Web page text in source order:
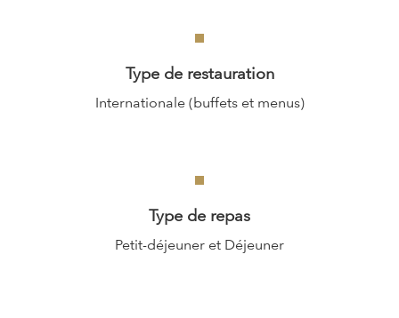
Type de restauration
Internationale (buffets et menus)
Type de repas
Petit-déjeuner et Déjeuner